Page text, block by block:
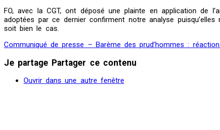
FO, avec la CGT, ont déposé une plainte en application de
adoptées par ce dernier confirment notre analyse
soit bien le cas.
Communiqué de presse – Barème des prud’hommes :
Je partage Partager ce contenu
Ouvrir dans une autre fenêtre